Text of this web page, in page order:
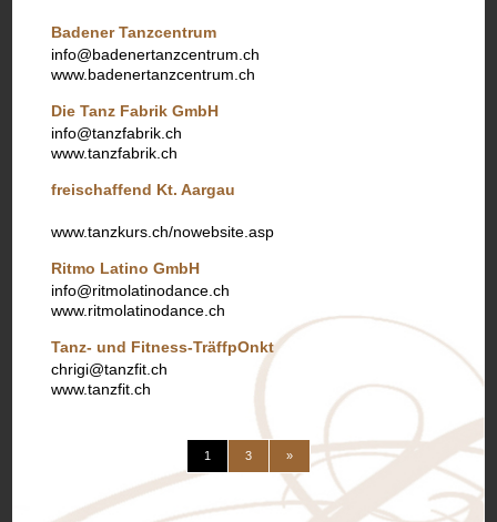
Badener Tanzcentrum
info@badenertanzcentrum.ch
www.badenertanzcentrum.ch
Die Tanz Fabrik GmbH
info@tanzfabrik.ch
www.tanzfabrik.ch
freischaffend Kt. Aargau
www.tanzkurs.ch/nowebsite.asp
Ritmo Latino GmbH
info@ritmolatinodance.ch
www.ritmolatinodance.ch
Tanz- und Fitness-TräffpOnkt
chrigi@tanzfit.ch
www.tanzfit.ch
1 (current)
3 »weiter